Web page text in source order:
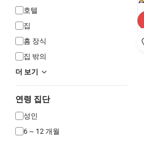
호텔
집
홈 장식
집 밖의
더 보기
연령 집단
성인
6 ~ 12 개월